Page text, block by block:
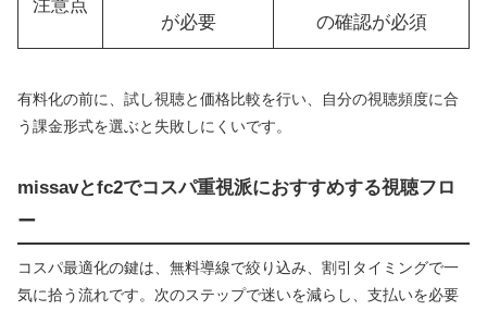
注意点
が必要
の確認が必須
有料化の前に、試し視聴と価格比較を行い、自分の視聴頻度に合
う課金形式を選ぶと失敗しにくいです。
missavとfc2でコスパ重視派におすすめする視聴フロ
ー
コスパ最適化の鍵は、無料導線で絞り込み、割引タイミングで一
気に拾う流れです。次のステップで迷いを減らし、支払いを必要